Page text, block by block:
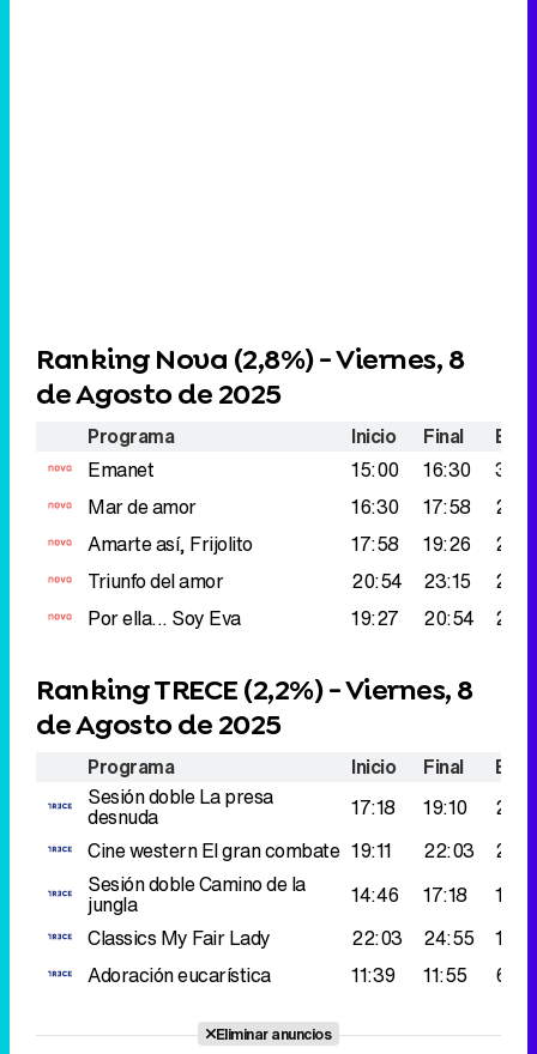
Ranking Nova (2,8%) - Viernes, 8
de Agosto de 2025
Programa Inicio Final
Emanet
15:00 16:30
Mar de amor
16:30 17:58
Amarte así, Frijolito
17:58 19:26
Triunfo del amor
20:54 23:15
Por ella... Soy Eva
19:27 20:54
Ranking TRECE (2,2%) - Viernes, 8
de Agosto de 2025
Programa Inicio Final
Sesión dobleLa presa
desnuda 17:18 19:10
Cine westernEl gran combate 19:11 22:03
Sesión dobleCamino de la
jungla 14:46 17:18
Classics My Fair Lady 22:03 24:55
Adoración eucarística
11:39 11:55
Eliminar anuncios